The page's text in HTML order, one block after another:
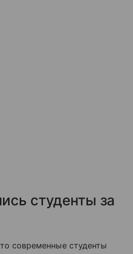
студенты за
современные студенты